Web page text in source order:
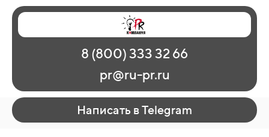
Главная
Наши работы
О рекламе
Регионы
Контакты
8 (800) 333 32 66
pr@ru-pr.ru
Написать в Telegram